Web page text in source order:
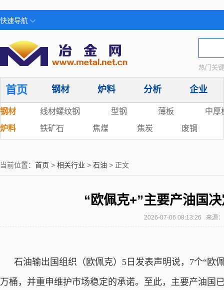
快速导航
热门关
首页 钢材 炉料 分析 企业
钢材 线材螺纹钢 型钢 薄板
中厚
炉料
铁矿石 焦煤 焦炭 废钢
当前位置： 首页 > 相关行业 > 石油 > 正文
“欧佩克+”主要产油国
2026-07-06 08:13:26 来源
石油输出国组织（欧佩克） 5日发表声明说，7个“欧
万桶，并重申维护市场稳定的承诺。至此，主要产油国